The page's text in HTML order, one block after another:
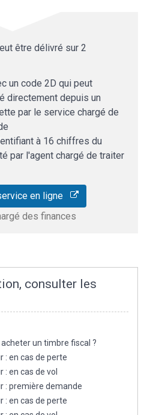
être délivré sur 2
un code 2D qui peut
directement depuis un
par le service chargé de
à 16 chiffres du
par l'agent chargé de traiter
en ligne
des finances
consulter les
un timbre fiscal ?
: en cas de perte
en cas de vol
: première demande
: en cas de perte